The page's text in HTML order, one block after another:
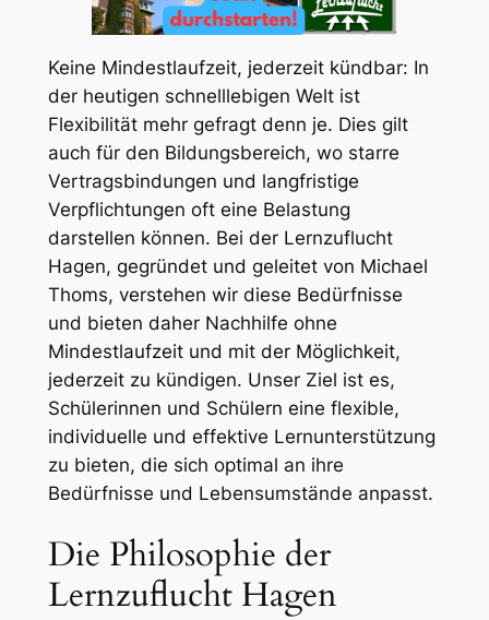
Keine Mindestlaufzeit, jederzeit kündbar: In
der heutigen schnelllebigen Welt ist
Flexibilität mehr gefragt denn je. Dies gilt
auch für den Bildungsbereich, wo starre
Vertragsbindungen und langfristige
Verpflichtungen oft eine Belastung
darstellen können. Bei der Lernzuflucht
Hagen, gegründet und geleitet von Michael
Thoms, verstehen wir diese Bedürfnisse
und bieten daher Nachhilfe ohne
Mindestlaufzeit und mit der Möglichkeit,
jederzeit zu kündigen. Unser Ziel ist es,
Schülerinnen und Schülern eine flexible,
individuelle und effektive Lernunterstützung
zu bieten, die sich optimal an ihre
Bedürfnisse und Lebensumstände anpasst.
Die Philosophie der
Lernzuflucht Hagen